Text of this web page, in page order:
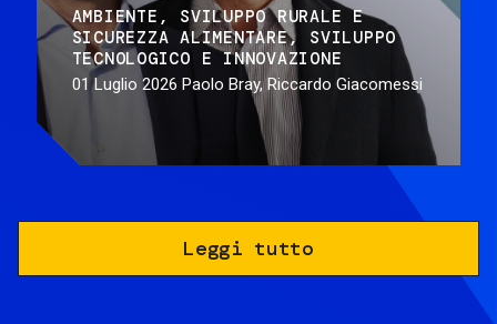
AMBIENTE
SVILUPPO RURALE E
SICUREZZA ALIMENTARE
SVILUPPO
TECNOLOGICO E INNOVAZIONE
01 Luglio 2026 Paolo Bray, Riccardo Giacomessi
Leggi tutto